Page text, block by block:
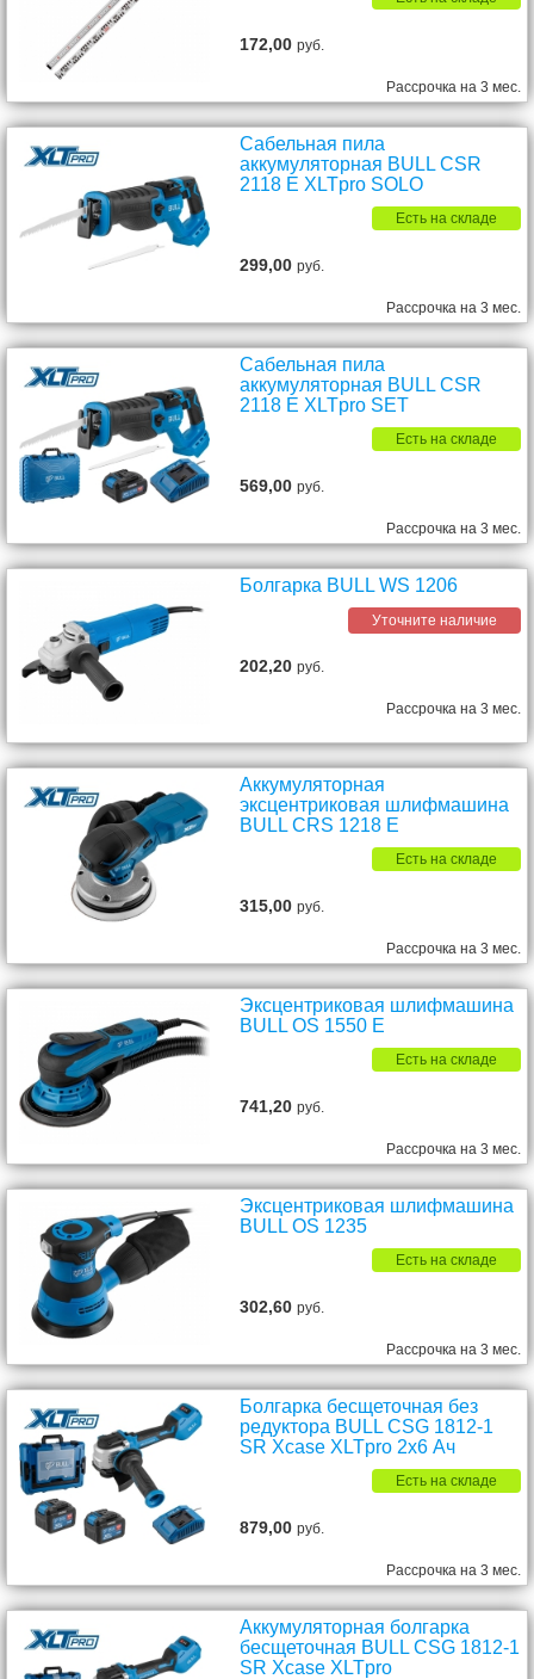
172,00руб.
Рассрочка на 3 мес.
Сабельная пила
аккумуляторная BULL CSR
2118 E XLTpro SOLO
Есть на складе
299,00руб.
Рассрочка на 3 мес.
Сабельная пила
аккумуляторная BULL CSR
2118 E XLTpro SET
Есть на складе
569,00руб.
Рассрочка на 3 мес.
Болгарка BULL WS 1206
Уточните наличие
202,20руб.
Рассрочка на 3 мес.
Аккумуляторная
эксцентриковая шлифмашина
BULL CRS 1218 E
Есть на складе
315,00руб.
Рассрочка на 3 мес.
Эксцентриковая шлифмашина
BULL OS 1550 E
Есть на складе
741,20руб.
Рассрочка на 3 мес.
Эксцентриковая шлифмашина
BULL OS 1235
Есть на складе
302,60руб.
Рассрочка на 3 мес.
Болгарка бесщеточная без
редуктора BULL CSG 1812-1
SR Xcase XLTpro 2x6 Ач
Есть на складе
879,00руб.
Рассрочка на 3 мес.
Аккумуляторная болгарка
бесщеточная BULL CSG 1812-1
SR Xcase XLTpro